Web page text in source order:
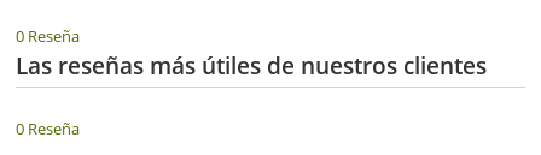
0 Reseña
Las reseñas más útiles de nuestros clientes
0 Reseña